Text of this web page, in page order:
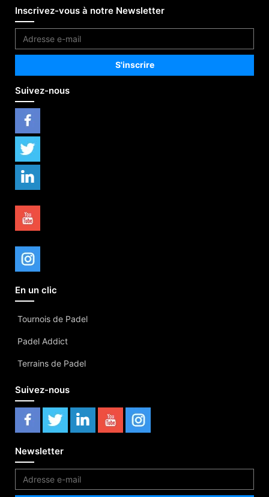
Inscrivez-vous à notre Newsletter
Suivez-nous
En un clic
Tournois de Padel
Padel Addict
Terrains de Padel
Suivez-nous
Newsletter